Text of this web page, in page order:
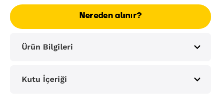
Nereden alınır?
Ürün Bilgileri
Kutu İçeriği